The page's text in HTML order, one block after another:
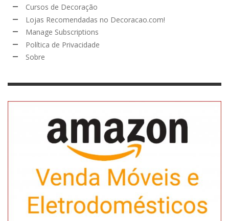
Cursos de Decoração
Lojas Recomendadas no Decoracao.com!
Manage Subscriptions
Política de Privacidade
Sobre